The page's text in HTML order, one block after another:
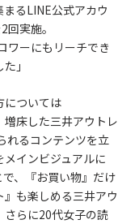
るLINE公式アカウ
実施。
ーにもリーチでき
」
については
増床した三井アウトレ
れるコンテンツを立
インビジュアルに
、『お買い物』だけ
も楽しめる三井アウ
さらに20代女子の読